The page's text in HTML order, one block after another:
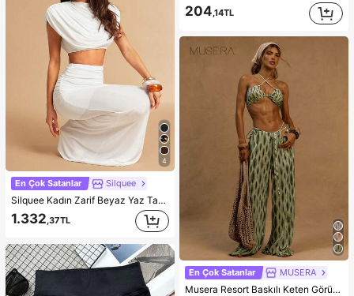
4
En Çok Satanlar Silquee
Silquee Kadın Zarif Beyaz Yaz Tatili Parti Seti, Düz Renk Büzgülü Şal Yaka Crop Top ve Kalça Pileli Balık Kuyruğu Etek, Düğün Gece Elbisesi
1.332,37TL
204,14TL
En Çok Satanlar MUSERA
Musera Resort Baskılı Keten Görünümlü Bağlamalı Bel Geniş Paçalı Pantolon Ibiza, Tatil, İlkbahar, Yaz, Tatil, Plaj, Plaj Örtüsü Beyaz Grafik Soyut Baskılı Mayo Günlük